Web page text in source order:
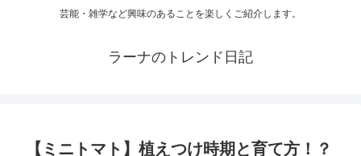
芸能・雑学など興味のあることを楽しくご紹介します。
ラーナのトレンド日記
【ミニトマト】植えつけ時期と育て方！？